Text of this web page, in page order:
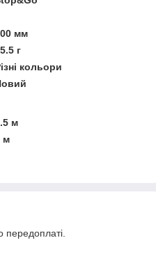
мм
г
кольори
м
м
передоплаті.